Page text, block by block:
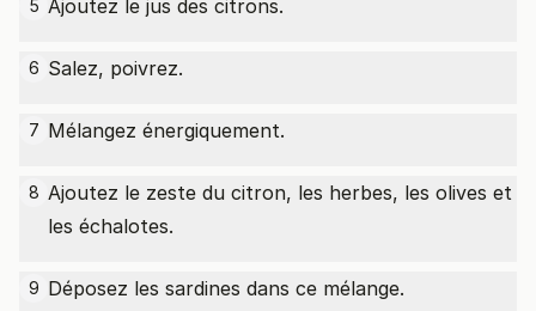
5 Ajoutez le jus des citrons.
6 Salez, poivrez.
7 Mélangez énergiquement.
8 Ajoutez le zeste du citron, les herbes, les olives et
les échalotes.
9 Déposez les sardines dans ce mélange.